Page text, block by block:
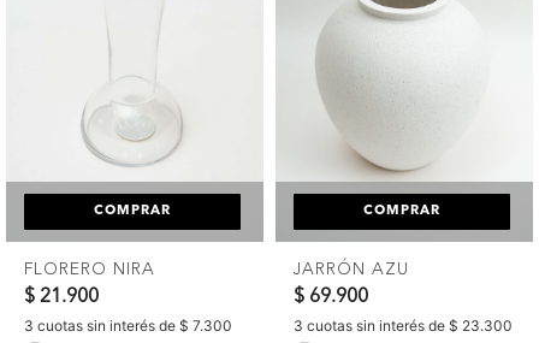
COMPRAR
FLORERO NIRA
$ 21.900
3 cuotas sin interés de $ 7.300
COMPRAR
JARRÓN AZU
$ 69.900
3 cuotas sin interés de $ 23.300